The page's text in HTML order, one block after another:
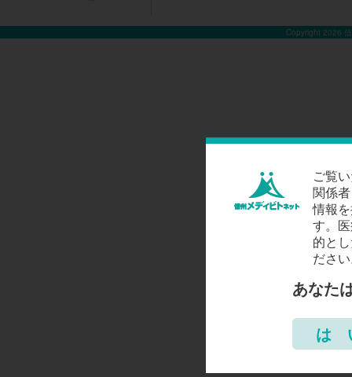
Copyright 2026
ご覧
関係
情報
す。
的と
ださ
あなた
は